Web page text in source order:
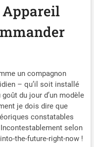
portable de
A pple ne prend
il n'est pas
de retirer tout
existant ni
des
ventouse avec
fixe l'appareil
à votre
bord ou pare-
être facilement
n'est pas
laisse pas de
Appareil
un compagnon
– qu’il soit installé
du jour d’un modèle
je dois dire que
constatables
Incontestablement selon
the-future-right-now !